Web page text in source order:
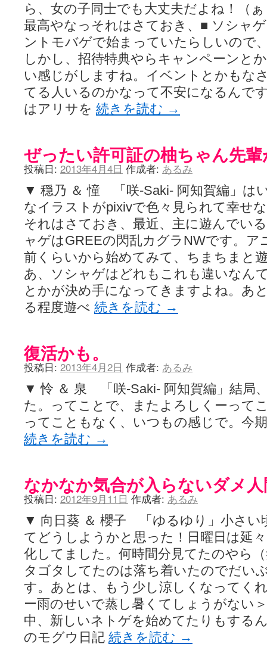
ら、女の子同士でも大丈夫だよね！（
最高やなっそれはさておき、■ ソシャ
ントモバゲで始まっていたらしいので
しかし、招待特典やらキャンペーンと
い感じがしますね。イベントとかもな
てる人いるのかなって不安になるんで
はアリサを 続きを読む →
ぜったい許可証の柚ちゃん先
投稿日: 2013年4月4日 作成者: あるみ
▼ 穏乃 ＆ 憧 「咲-Saki- 阿知賀編」は
なイラストがpixivで色々見られて幸せ
それはさておき、最近、主に遊んでい
ャゲはGREEの閃乱カグラNWです。
前くらいから始めてみて、ちまちまと
あ、ソシャゲはどれもこれも違いなん
とかが決め手になってきますよね。あ
る程度遊べ 続きを読む →
復活かも。
投稿日: 2013年4月2日 作成者: あるみ
▼ 怜 ＆ 泉 「咲-Saki- 阿知賀編」結局
た。ってことで、またよろしくーって
ってこともなく、いつもの感じで。今
続きを読む →
なかなか気合が入らないダメ
投稿日: 2012年9月11日 作成者: あるみ
▼ 向日葵 ＆ 櫻子 「ゆるゆり」小さい
てどうしようかと思った！日曜日は延
化してました。何時間分見てたのやら
タゴタしてたのは落ち着いたのでだい
す。あとは、もう少し涼しくなってく
ー雨のせいで蒸し暑くてしょうがない
中、新しいネトゲを始めてたりもする
のモグウ日記 続きを読む →